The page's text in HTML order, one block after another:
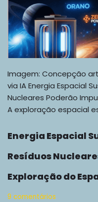
Imagem: Concepção
via IA Energia Espacial
Nucleares Poderão
A exploração espacial
Energia Espacial
Resíduos
Exploração do
9 comentários